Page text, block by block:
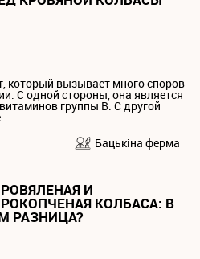
который вызывает много споров
С одной стороны, она является
группы B. С другой
...
Бацькiна ферма
И
КОЛБАСА: В
РАЗНИЦА?